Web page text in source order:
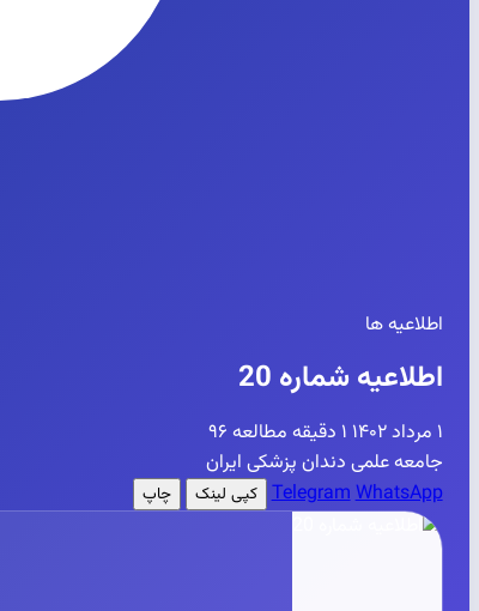
اطلاعیه ها
اطلاعیه شماره 20
۱ مرداد ۱۴۰۲ ۱ دقیقه مطالعه
۹۶
جامعه علمی دندان پزشکی ایران
TelegramWhatsApp کپی لینک چاپ